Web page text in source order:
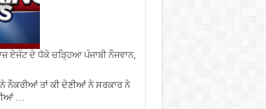
ਏਜੰਟ ਦੇ ਧੱਕੇ ਚੜ੍ਹਿਆ ਪੰਜਾਬੀ ਨੌਜਵਾਨ,
ਨੌਕਰੀਆਂ ਤਾਂ ਕੀ ਦੇਣੀਆਂ ਨੇ ਸਰਕਾਰ ਨੇ
…